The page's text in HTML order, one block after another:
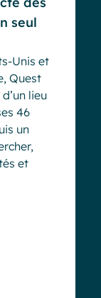
seul
Unis et
Quest
lieu
46
un
et